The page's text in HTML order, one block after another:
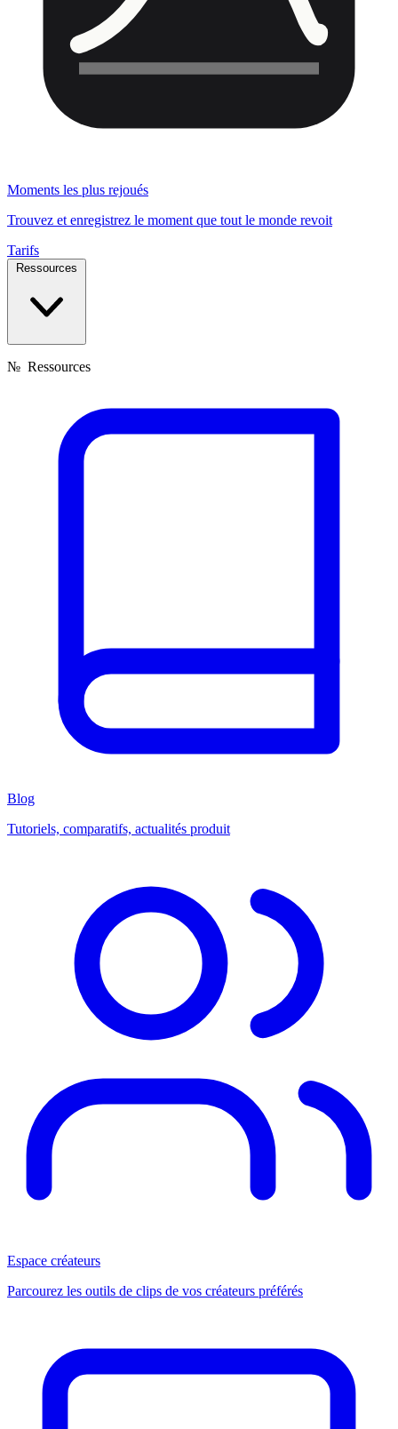
Moments les plus rejoués
Trouvez et enregistrez le moment que tout le monde revoit
Tarifs
Ressources
№ Ressources
Blog
Tutoriels, comparatifs, actualités produit
Espace créateurs
Parcourez les outils de clips de vos créateurs préférés